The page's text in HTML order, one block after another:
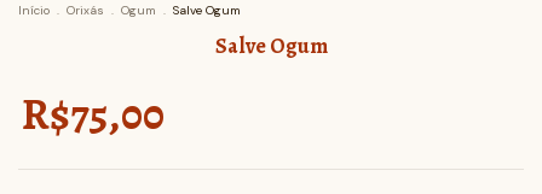
Início Orixás Ogum Salve Ogum
Salve Ogum
R$75,00